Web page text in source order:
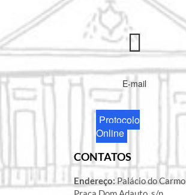
E-mail
Protocolo
Online
CONTATOS
Endereço:Palácio do